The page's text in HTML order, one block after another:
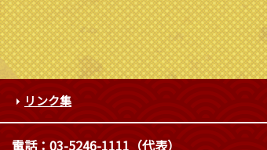
リンク集
電話：03-5246-1111（代表）